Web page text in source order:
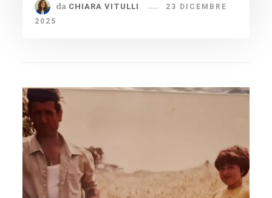
da CHIARA VITULLI
23 DICEMBRE
2025